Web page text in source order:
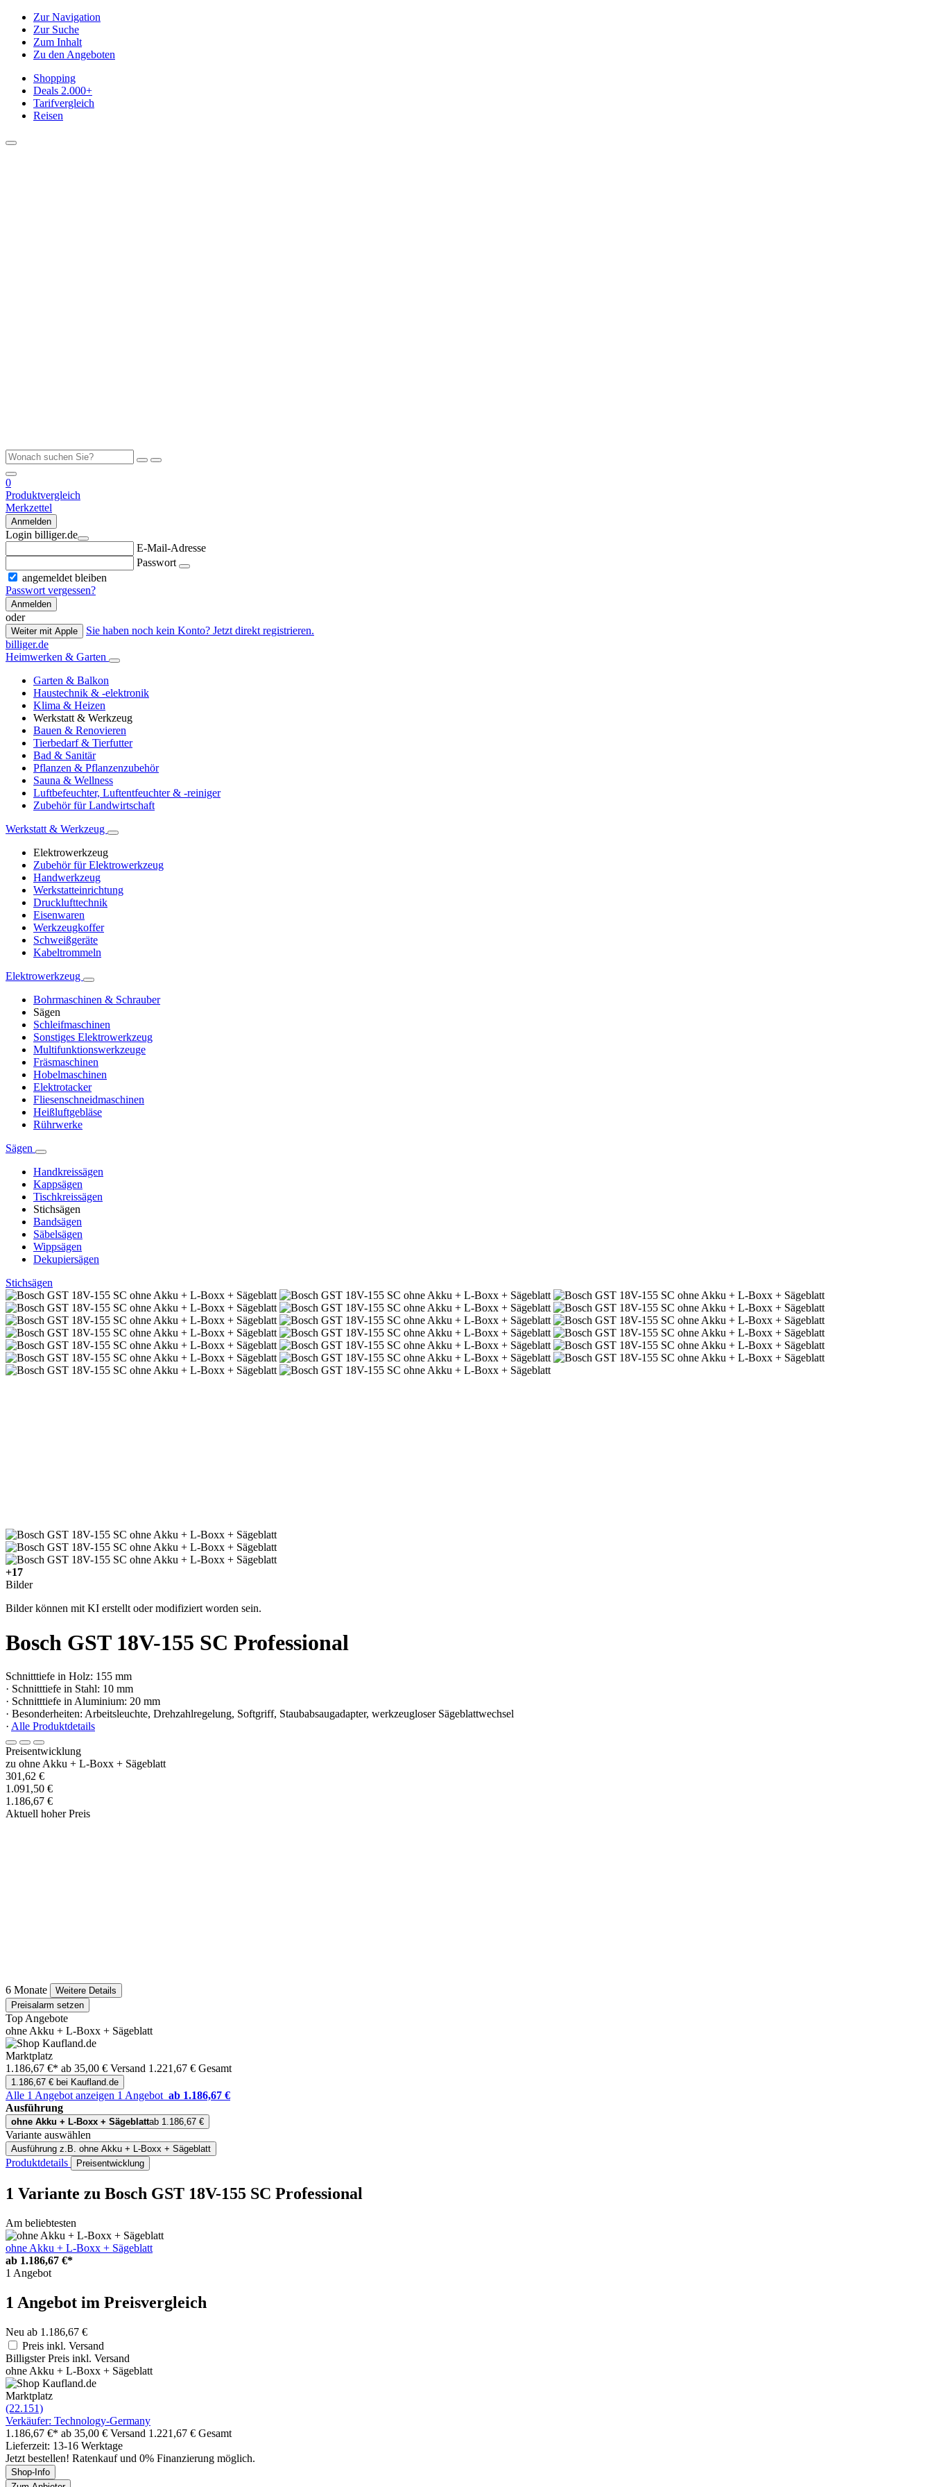
Zur Navigation
Zur Suche
Zum Inhalt
Zu den Angeboten
Shopping
Deals 2.000+
Tarifvergleich
Reisen
0
Produktvergleich
Merkzettel
Anmelden
Login billiger.de
E-Mail-Adresse
Passwort
angemeldet bleiben
Passwort vergessen?
Anmelden
oder
Weiter mit Apple
Sie haben noch kein Konto? Jetzt direkt registrieren.
billiger.de
Heimwerken & Garten
Garten & Balkon
Haustechnik & -elektronik
Klima & Heizen
Werkstatt & Werkzeug
Bauen & Renovieren
Tierbedarf & Tierfutter
Bad & Sanitär
Pflanzen & Pflanzenzubehör
Sauna & Wellness
Luftbefeuchter, Luftentfeuchter & -reiniger
Zubehör für Landwirtschaft
Werkstatt & Werkzeug
Elektrowerkzeug
Zubehör für Elektrowerkzeug
Handwerkzeug
Werkstatteinrichtung
Drucklufttechnik
Eisenwaren
Werkzeugkoffer
Schweißgeräte
Kabeltrommeln
Elektrowerkzeug
Bohrmaschinen & Schrauber
Sägen
Schleifmaschinen
Sonstiges Elektrowerkzeug
Multifunktionswerkzeuge
Fräsmaschinen
Hobelmaschinen
Elektrotacker
Fliesenschneidmaschinen
Heißluftgebläse
Rührwerke
Sägen
Handkreissägen
Kappsägen
Tischkreissägen
Stichsägen
Bandsägen
Säbelsägen
Wippsägen
Dekupiersägen
Stichsägen
+17
Bilder
Bilder können mit KI erstellt oder modifiziert worden sein.
Bosch GST 18V-155 SC Professional
Schnitttiefe in Holz: 155 mm
· Schnitttiefe in Stahl: 10 mm
· Schnitttiefe in Aluminium: 20 mm
· Besonderheiten: Arbeitsleuchte, Drehzahlregelung, Softgriff, Staubabsaugadapter, werkzeugloser Sägeblattwechsel
· Alle Produktdetails
Preisentwicklung
zu ohne Akku + L-Boxx + Sägeblatt
301,62 €
1.091,50 €
1.186,67 €
Aktuell hoher Preis
6 Monate
Weitere Details
Preisalarm setzen
Top Angebote
ohne Akku + L-Boxx + Sägeblatt
Marktplatz
1.186,67 €* ab 35,00 € Versand 1.221,67 € Gesamt
1.186,67 € bei Kaufland.de
Alle 1 Angebot anzeigen 1 Angebot ab 1.186,67 €
Ausführung
ohne Akku + L-Boxx + Sägeblattab 1.186,67 €
Variante auswählen
Ausführung z.B. ohne Akku + L-Boxx + Sägeblatt
Produktdetails Preisentwicklung
1 Variante zu Bosch GST 18V-155 SC Professional
Am beliebtesten
ohne Akku + L-Boxx + Sägeblatt
ab 1.186,67 €*
1 Angebot
1 Angebot im Preisvergleich
Neu ab 1.186,67 €
Preis inkl. Versand
Billigster Preis inkl. Versand
ohne Akku + L-Boxx + Sägeblatt
Marktplatz
(22.151)
Verkäufer: Technology-Germany
1.186,67 €* ab 35,00 € Versand 1.221,67 € Gesamt
Lieferzeit: 13-16 Werktage
Jetzt bestellen! Ratenkauf und 0% Finanzierung möglich.
Shop-Info